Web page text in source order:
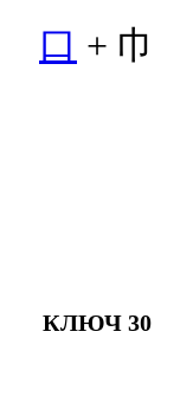
口 + 巾
КЛЮЧ 30